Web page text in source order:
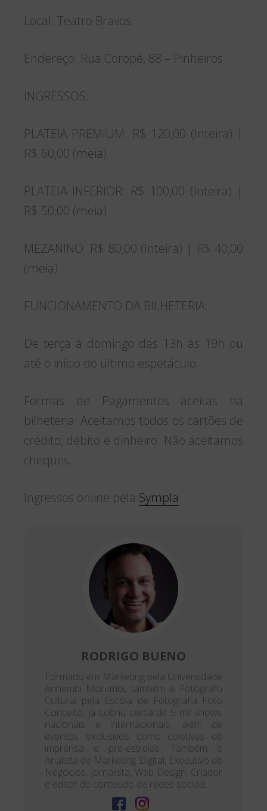
Local: Teatro Bravos
Endereço: Rua Coropé, 88 – Pinheiros
INGRESSOS:
PLATEIA PREMIUM: R$ 120,00 (Inteira) |
R$ 60,00 (meia)
PLATEIA INFERIOR: R$ 100,00 (Inteira) |
R$ 50,00 (meia)
MEZANINO: R$ 80,00 (Inteira) | R$ 40,00
(meia)
FUNCIONAMENTO DA BILHETERIA:
De terça à domingo das 13h às 19h ou
até o início do último espetáculo.
Formas de Pagamentos aceitas na
bilheteria: Aceitamos todos os cartões de
crédito, débito e dinheiro. Não aceitamos
cheques.
Ingressos online pela Sympla
RODRIGO BUENO
Formado em Marketing pela Universidade
Anhembi Morumbi, também é Fotógrafo
Cultural pela Escola de Fotografia Foto
Conceito, já cobriu cerca de 5 mil shows
nacionais e internacionais, além de
eventos exclusivos como coletivas de
imprensa e pré-estreias. Também é
Analista de Marketing Digital, Executivo de
Negócios, Jornalista, Web Design, Criador
e editor de conteúdo de redes sociais.